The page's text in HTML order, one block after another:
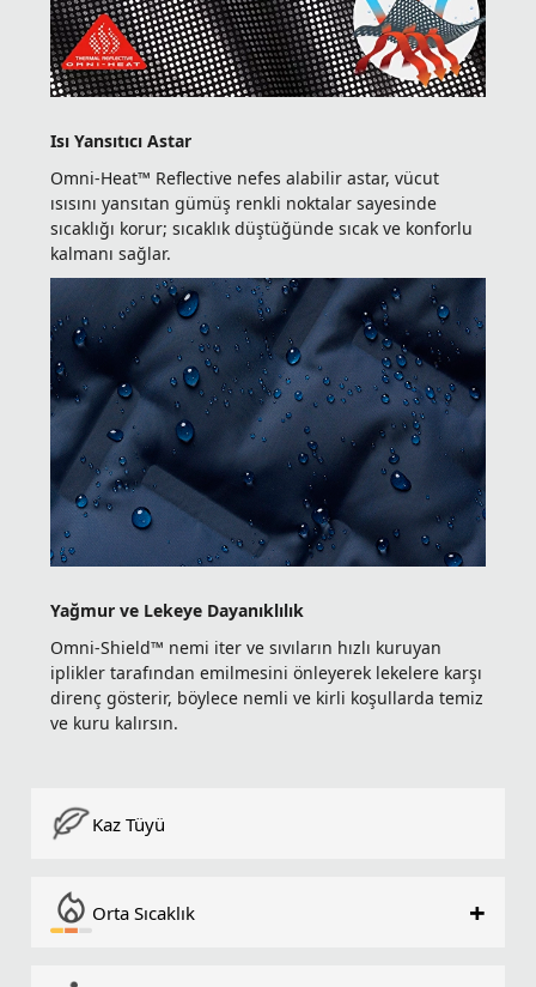
Isı Yansıtıcı Astar
Omni-Heat™ Reflective nefes alabilir astar, vücut
ısısını yansıtan gümüş renkli noktalar sayesinde
sıcaklığı korur; sıcaklık düştüğünde sıcak ve konforlu
kalmanı sağlar.
Yağmur ve Lekeye Dayanıklılık
Omni-Shield™ nemi iter ve sıvıların hızlı kuruyan
iplikler tarafından emilmesini önleyerek lekelere karşı
direnç gösterir, böylece nemli ve kirli koşullarda temiz
ve kuru kalırsın.
Kaz Tüyü
Orta Sıcaklık +